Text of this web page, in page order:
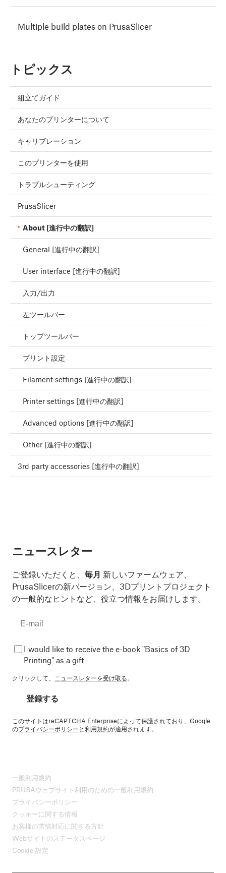
Multiple build plates on PrusaSlicer
トピックス
組立てガイド
あなたのプリンターについて
キャリブレーション
このプリンターを使用
トラブルシューティング
PrusaSlicer
About [進行中の翻訳]
General [進行中の翻訳]
User interface [進行中の翻訳]
入力/出力
左ツールバー
トップツールバー
プリント設定
Filament settings [進行中の翻訳]
Printer settings [進行中の翻訳]
Advanced options [進行中の翻訳]
Other [進行中の翻訳]
3rd party accessories [進行中の翻訳]
ニュースレター
ご登録いただくと、 毎月 新しいファームウェア、
PrusaSlicerの新バージョン、3Dプリントプロジェクト
の一般的なヒントなど、役立つ情報をお届けします。
I would like to receive the e-book "Basics of 3D
Printing" as a gift
クリックして、 ニュースレターを受け取る。
登録する
このサイトはreCAPTCHA Enterpriseによって保護されており、Google
のプライバシーポリシーと利用規約が適用されます。
一般利用規約
PRUSAウェブサイト利用のための一般利用規約
プライバシーポリシー
クッキーに関する情報
お客様の苦情対応に関する方針
Webサイトのステータスページ
Cookie 設定